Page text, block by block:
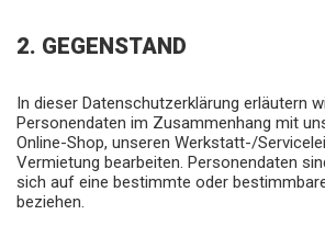
2. GEGENSTAND
In dieser Datenschutzerklärung erläutern
Personendaten im Zusammenhang mit
Online-Shop, unseren Werkstatt-/
Vermietung bearbeiten. Personendaten
sich auf eine bestimmte oder
beziehen.